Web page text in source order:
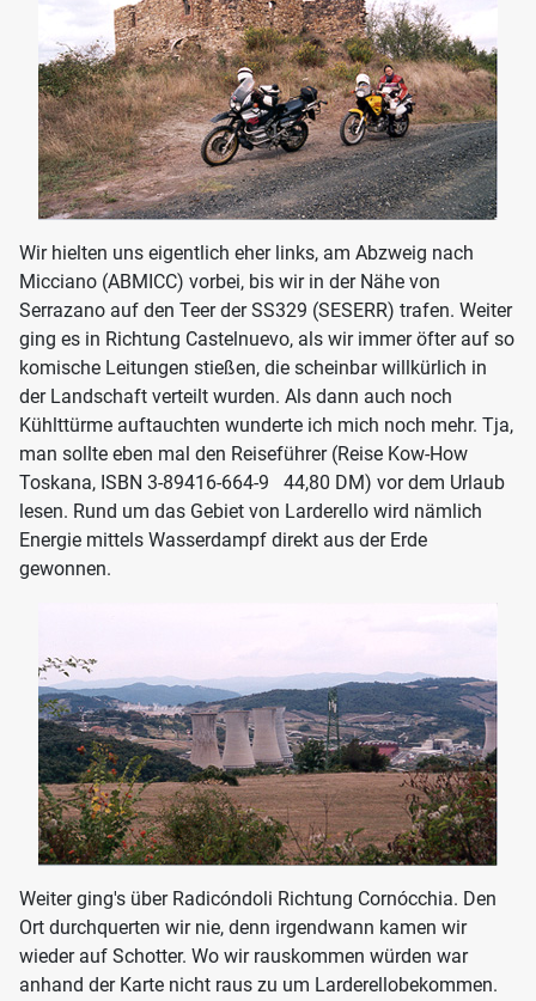
Wir hielten uns eigentlich eher links, am Abzweig nach
Micciano (ABMICC) vorbei, bis wir in der Nähe von
Serrazano auf den Teer der SS329 (SESERR) trafen. Weiter
ging es in Richtung Castelnuevo, als wir immer öfter auf so
komische Leitungen stießen, die scheinbar willkürlich in
der Landschaft verteilt wurden. Als dann auch noch
Kühlttürme auftauchten wunderte ich mich noch mehr. Tja,
man sollte eben mal den Reiseführer (Reise Kow-How
Toskana, ISBN 3-89416-664-9 44,80 DM) vor dem Urlaub
lesen. Rund um das Gebiet von Larderello wird nämlich
Energie mittels Wasserdampf direkt aus der Erde
gewonnen.
Weiter ging's über Radicóndoli Richtung Cornócchia. Den
Ort durchquerten wir nie, denn irgendwann kamen wir
wieder auf Schotter. Wo wir rauskommen würden war
anhand der Karte nicht raus zu um Larderellobekommen.